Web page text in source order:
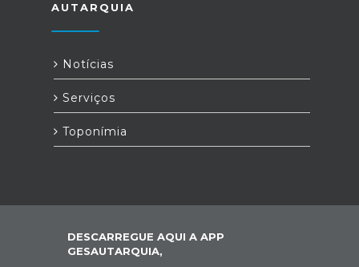
AUTARQUIA
Notícias
Serviços
Toponímia
DESCARREGUE AQUI A APP
GESAUTARQUIA,